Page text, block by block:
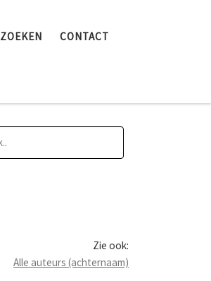
ZOEKEN CONTACT
Zie ook:
Alle auteurs (achternaam)